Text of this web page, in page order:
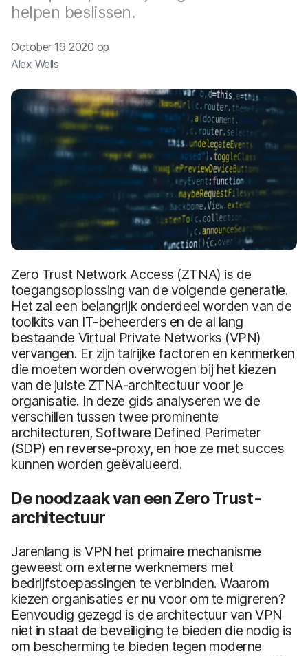
helpen beslissen.
October 19 2020 op
Alex Wells
Zero Trust Network Access (ZTNA) is de
toegangsoplossing van de volgende generatie.
Het zal een belangrijk onderdeel worden van de
toolkits van IT-beheerders en de al lang
bestaande Virtual Private Networks (VPN)
vervangen. Er zijn talrijke factoren en kenmerken
die moeten worden overwogen bij het kiezen
van de juiste ZTNA-architectuur voor je
organisatie. In deze gids analyseren we de
verschillen tussen twee prominente
architecturen, Software Defined Perimeter
(SDP) en reverse-proxy, en hoe ze met succes
kunnen worden geëvalueerd.
De noodzaak van een Zero Trust-
architectuur
Jarenlang is VPN het primaire mechanisme
geweest om externe werknemers met
bedrijfstoepassingen te verbinden. Waarom
kiezen organisaties er nu voor om te migreren?
Eenvoudig gezegd is de architectuur van VPN
niet in staat de beveiliging te bieden die nodig is
om bescherming te bieden tegen moderne